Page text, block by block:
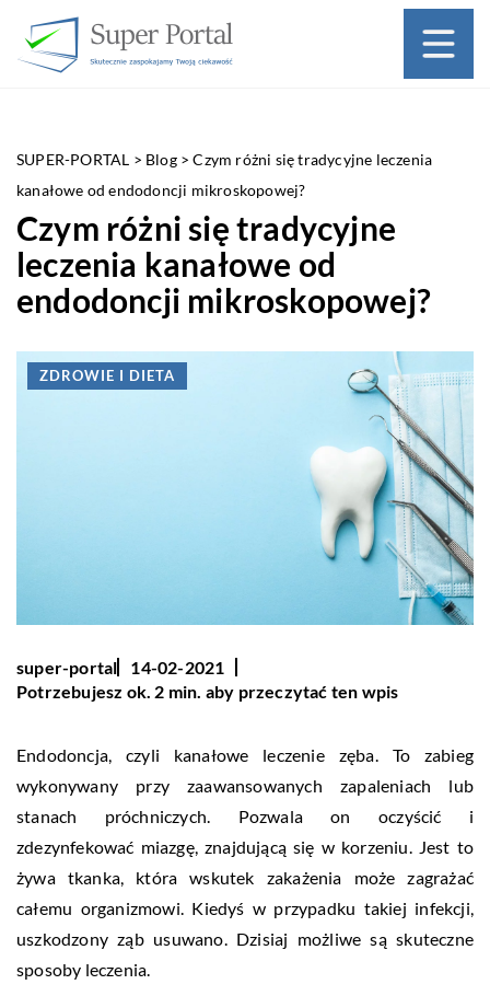
SUPER-PORTAL > Blog>Czym różni się tradycyjne leczenia
kanałowe od endodoncji mikroskopowej?
Czym różni się tradycyjne
leczenia kanałowe od
endodoncji mikroskopowej?
ZDROWIE I DIETA
super-portal
14-02-2021
Potrzebujesz ok. 2 min. aby przeczytać ten wpis
Endodoncja, czyli kanałowe leczenie zęba. To zabieg
wykonywany przy zaawansowanych zapaleniach lub
stanach próchniczych. Pozwala on oczyścić i
zdezynfekować miazgę, znajdującą się w korzeniu. Jest to
żywa tkanka, która wskutek zakażenia może zagrażać
całemu organizmowi. Kiedyś w przypadku takiej infekcji,
uszkodzony ząb usuwano. Dzisiaj możliwe są skuteczne
sposoby leczenia.